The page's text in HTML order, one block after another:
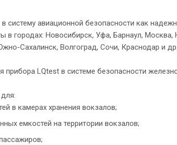
систему авиационной безопасности как
в городах: Новосибирск, Уфа, Барнаул,
Сахалинск, Волгоград, Сочи, Краснодар и др.
прибора LQtest в системе безопасности
в камерах хранения вокзалов;
емкостей на территории вокзалов;